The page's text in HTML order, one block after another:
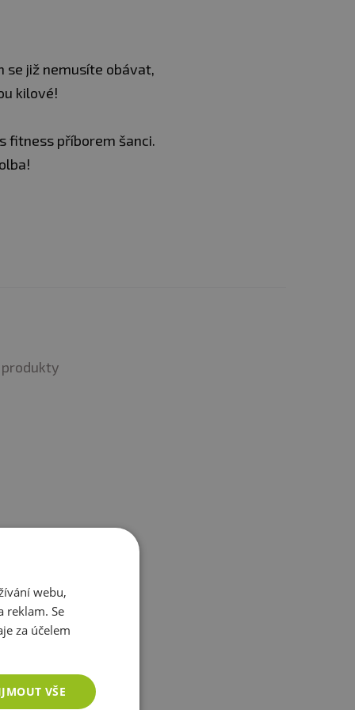
se již nemusíte obávat,
kilové!
fitness příborem šanci.
webu,
reklam. Se
za účelem
VŠE